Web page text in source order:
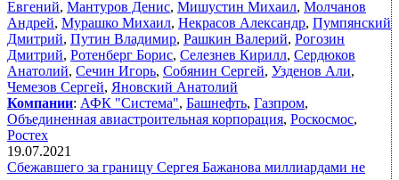
Евгений, Мантуров Денис, Мишустин Михаил, Молчанов
Андрей, Мурашко Михаил, Некрасов Александр, Пумпянский
Дмитрий, Путин Владимир, Рашкин Валерий, Рогозин
Дмитрий, Ротенберг Борис, Селезнев Кирилл, Сердюков
Анатолий, Сечин Игорь, Собянин Сергей, Узденов Али,
Чемезов Сергей, Яновский Анатолий
Компании: АФК "Система", Башнефть, Газпром,
Объединенная авиастроительная корпорация, Роскосмос,
Ростех
19.07.2021
Сбежавшего за границу Сергея Бажанова миллиардами не